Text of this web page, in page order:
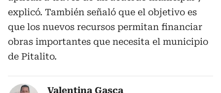
explicó. También señaló que el objetivo es
que los nuevos recursos permitan financiar
obras importantes que necesita el municipio
de Pitalito.
Valentina Gasca